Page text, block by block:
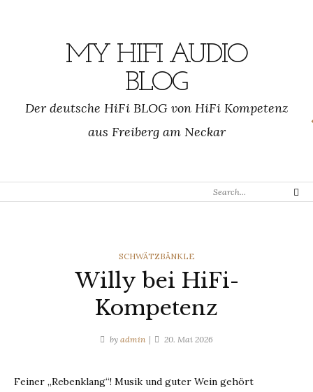
MY HIFI AUDIO
BLOG
Der deutsche HiFi BLOG von HiFi Kompetenz
aus Freiberg am Neckar
Search
Search
CATEGORIES
SCHWÄTZBÄNKLE
Willy bei HiFi-
Kompetenz
by admin 20. Mai 2026
Feiner „Rebenklang“! Musik und guter Wein gehört